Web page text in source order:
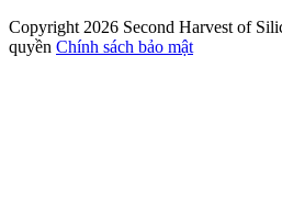
Copyright 2026 Second Harvest of
quyền Chính sách bảo mật